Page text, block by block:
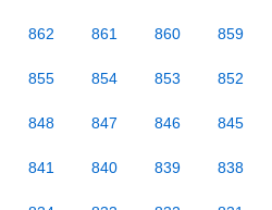
862 861 860 859
855 854 853 852
848 847 846 845
841 840 839 838